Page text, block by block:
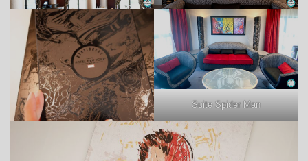
Suite Spider Man